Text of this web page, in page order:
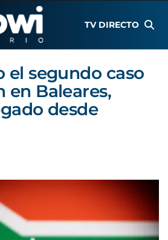
TV DIRECTO
el segundo caso
en Baleares,
desde